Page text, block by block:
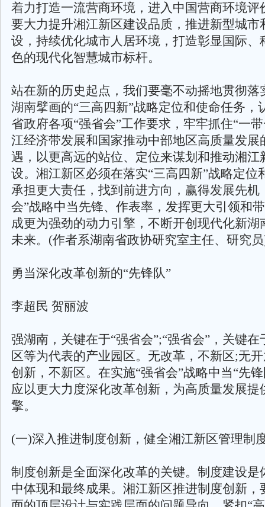
着力打造一流营商环境，进入中国营商环境评
要大力提升湘江新区建设品质，推进新型城市
设，持续优化城市人居环境，打造彰显国际、
色的现代化智慧城市标杆。
站在新的历史起点，我们要毫不动摇地贯彻
湖南擘画的“三高四新”战略定位和使命任务，
省政府各项“强省会”工作要求，牢牢抓住“一
江经济带发展和国家推动中部地区高质量发展
遇，以更高远的站位、定位来谋划和推动湘江
设。湘江新区必须在落实“三高四新”战略定位
承担更大责任，找到前进方向，赢得发展先机
会”战略中当先锋、作表率，发挥更大引领和
成更为强劲的动力引擎，不断开创现代化新湖
未来。(作者系湖南省政协研究室主任、研究
勇当深化改革创新的“先锋队”
李超民 贺丽波
强湖南，关键在于“强省会”;“强省会”，关键
区等为代表的产业园区。无改革，不新区;无
创新，不新区。在实施“强省会”战略中当“先
应以更大力度深化改革创新，为高质量发展提
擎。
(一)深入推进制度创新，健全湘江新区管理制
制度创新是全面深化改革的关键。制度建设是
中体现和最终成果。湘江新区推进制度创新，